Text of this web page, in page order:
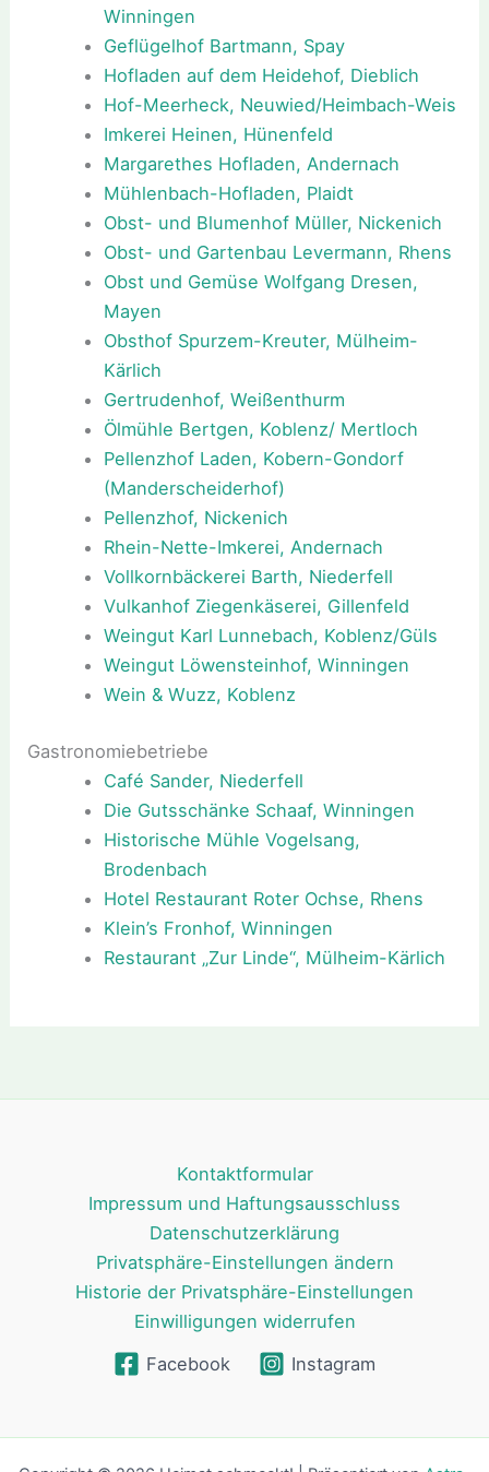
Winningen
Geflügelhof Bartmann, Spay
Hofladen auf dem Heidehof, Dieblich
Hof-Meerheck, Neuwied/Heimbach-Weis
Imkerei Heinen, Hünenfeld
Margarethes Hofladen, Andernach
Mühlenbach-Hofladen, Plaidt
Obst- und Blumenhof Müller, Nickenich
Obst- und Gartenbau Levermann, Rhens
Obst und Gemüse Wolfgang Dresen,
Mayen
Obsthof Spurzem-Kreuter, Mülheim-
Kärlich
Gertrudenhof, Weißenthurm
Ölmühle Bertgen, Koblenz/ Mertloch
Pellenzhof Laden, Kobern-Gondorf
(Manderscheiderhof)
Pellenzhof, Nickenich
Rhein-Nette-Imkerei, Andernach
Vollkornbäckerei Barth, Niederfell
Vulkanhof Ziegenkäserei, Gillenfeld
Weingut Karl Lunnebach, Koblenz/Güls
Weingut Löwensteinhof, Winningen
Wein & Wuzz, Koblenz
Gastronomiebetriebe
Café Sander, Niederfell
Die Gutsschänke Schaaf, Winningen
Historische Mühle Vogelsang,
Brodenbach
Hotel Restaurant Roter Ochse, Rhens
Klein’s Fronhof, Winningen
Restaurant „Zur Linde“, Mülheim-Kärlich
Kontaktformular
Impressum und Haftungsausschluss
Datenschutzerklärung
Privatsphäre-Einstellungen ändern
Historie der Privatsphäre-Einstellungen
Einwilligungen widerrufen
Facebook
Instagram